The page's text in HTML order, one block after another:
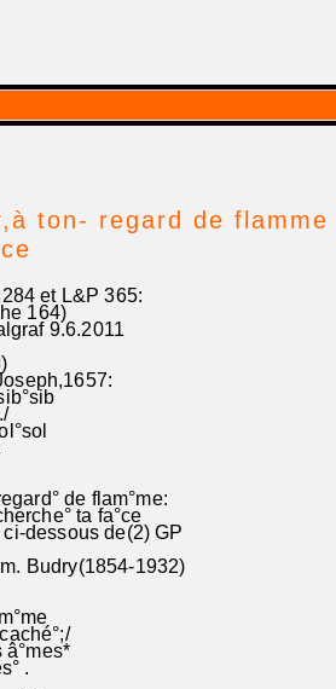
ton- regard de
et L&P 365:
164)
9.6.2011
de flam°me:
ta fa°ce
dessous de(2) GP
Budry(1854-1932)
â°mes*
.